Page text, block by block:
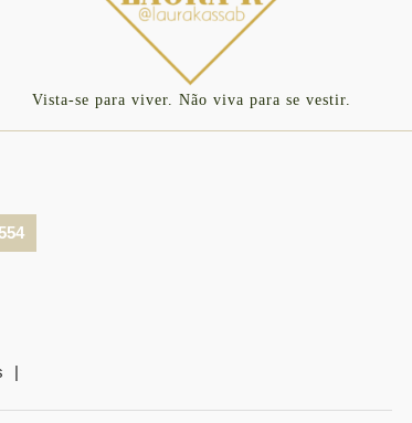
Vista-se para viver. Não viva para se vestir.
|